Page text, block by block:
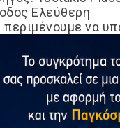
Ελεύθερη
περιμένουμε να